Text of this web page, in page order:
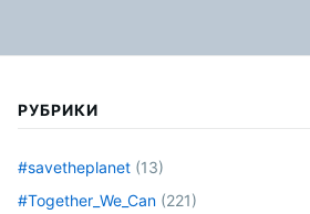
РУБРИКИ
#savetheplanet (13)
#Together_We_Can (221)